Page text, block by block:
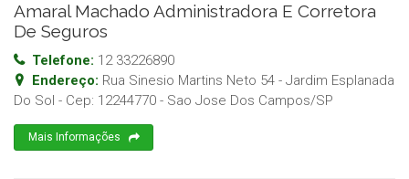
Amaral Machado Administradora E Corretora
De Seguros
Telefone: 12 33226890
Endereço: Rua Sinesio Martins Neto 54 - Jardim Esplanada
Do Sol - Cep: 12244770 - Sao Jose Dos Campos/SP
Mais Informações